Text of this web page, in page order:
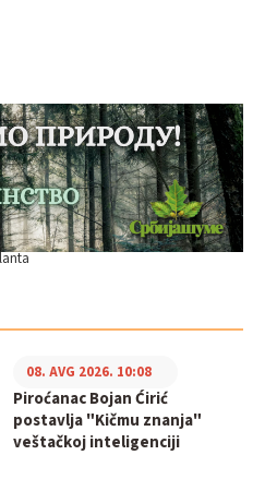
Piroćanac Bojan Ćirić
postavlja "Kičmu znanja"
veštačkoj inteligenciji
08. AVG 2026. 10:08